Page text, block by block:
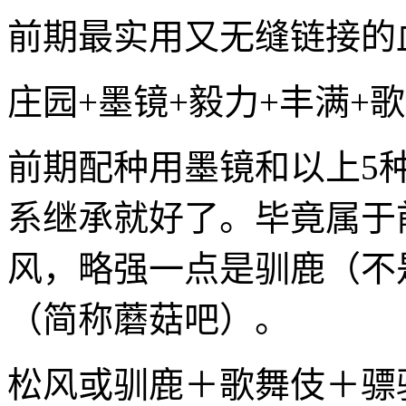
前期最实用又无缝链接的
庄园+墨镜+毅力+丰满+
前期配种用墨镜和以上5
系继承就好了。毕竟属
风，略强一点是驯鹿（
（简称蘑菇吧）。
松风或驯鹿＋歌舞伎＋